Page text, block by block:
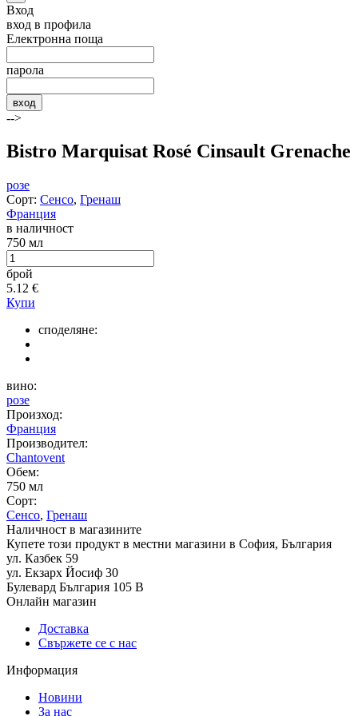
Вход
вход в профила
Електронна поща
парола
вход
-->
Bistro Marquisat Rosé Cinsault Grenache
розе
Сорт: Сенсо, Гренаш
Франция
в наличност
750 мл
брой
5.12 €
Купи
споделяне:
вино:
розе
Произход:
Франция
Производител:
Chantovent
Обем:
750 мл
Сорт:
Сенсо, Гренаш
Наличност в магазините
Купете този продукт в местни магазини в София, България
ул. Казбек 59
ул. Екзарх Йосиф 30
Булевард България 105 В
Онлайн магазин
Доставка
Свържете се с нас
Информация
Новини
За нас